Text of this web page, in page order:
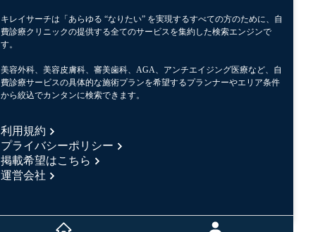
キレイサーチは「あらゆる “なりたい” を実現するすべての方のために、自
費診療クリニックの提供する全てのサービスを集約した検索エンジンで
す。
美容外科、美容皮膚科、審美歯科、AGA、アンチエイジング医療など、自
費診療サービスの具体的な施術プランを希望するプランナーやエリア条件
から絞込でカンタンに検索できます。
利用規約
プライバシーポリシー
掲載希望はこちら
運営会社